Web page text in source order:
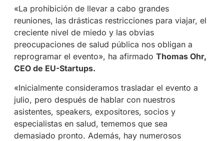
«La prohibición de llevar a cabo grandes
reuniones, las drásticas restricciones para viajar, el
creciente nivel de miedo y las obvias
preocupaciones de salud pública nos obligan a
reprogramar el evento», ha afirmado Thomas Ohr,
CEO de EU-Startups.
«Inicialmente consideramos trasladar el evento a
julio, pero después de hablar con nuestros
asistentes, speakers, expositores, socios y
especialistas en salud, tememos que sea
demasiado pronto. Además, hay numerosos